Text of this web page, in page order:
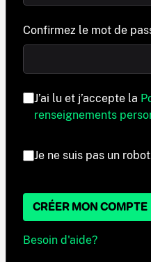
Confirmez le mot de
J’ai lu et j’accepte la
renseignements
Je ne suis pas un
CRÉER MON COMPTE
Besoin d'aide?